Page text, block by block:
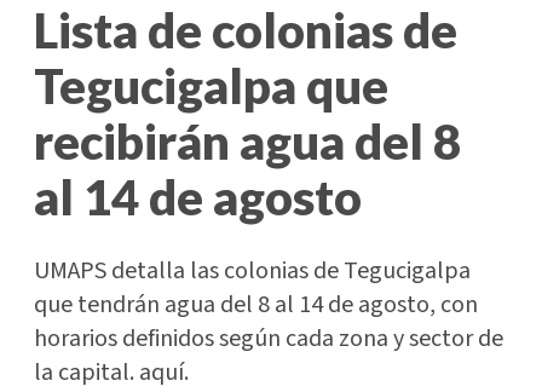
Lista de colonias de
Tegucigalpa que
recibirán agua del 8
al 14 de agosto
UMAPS detalla las colonias de Tegucigalpa
que tendrán agua del 8 al 14 de agosto, con
horarios definidos según cada zona y sector de
la capital. aquí.